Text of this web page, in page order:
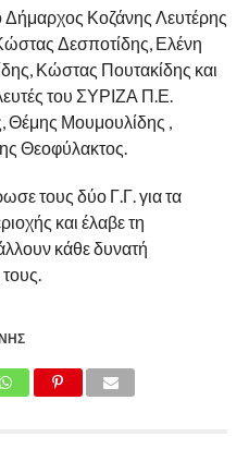
Κοζάνης Λευτέρης
Δεσποτίδης, Ελένη
Κώστας Πουτακίδης και
του ΣΥΡΙΖΑ Π.Ε.
Θέμης Μουμουλίδης ,
Θεοφύλακτος.
τους δύο Γ.Γ. για τα
και έλαβε τη
κάθε δυνατή